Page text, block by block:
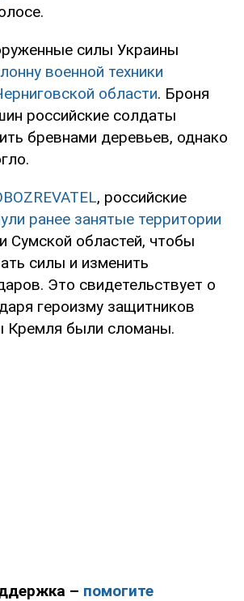
силы Украины
военной техники
области. Броня
российские солдаты
бревнами деревьев, однако
, российские
ранее занятые территории
и Сумской областей, чтобы
силы и изменить
Это свидетельствует о
героизму защитников
Кремля были сломаны.
– помогите